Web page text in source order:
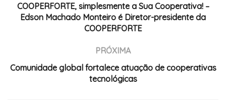
COOPERFORTE, simplesmente a Sua Cooperativa! –
Edson Machado Monteiro é Diretor-presidente da
COOPERFORTE
PRÓXIMA
Comunidade global fortalece atuação de cooperativas
tecnológicas